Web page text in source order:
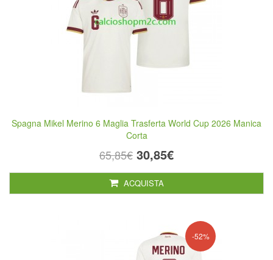
Spagna Mikel Merino 6 Maglia Trasferta World Cup 2026 Manica
Corta
65,85€ 30,85€
ACQUISTA
-52%